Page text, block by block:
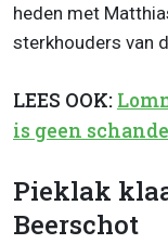
heden met
sterkhouders van
LEES OOK:
is geen
Pieklak
Beerschot